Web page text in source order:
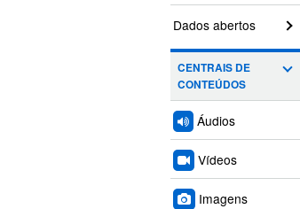
Dados abertos
CENTRAIS DE
CONTEÚDOS
Áudios
Vídeos
Imagens